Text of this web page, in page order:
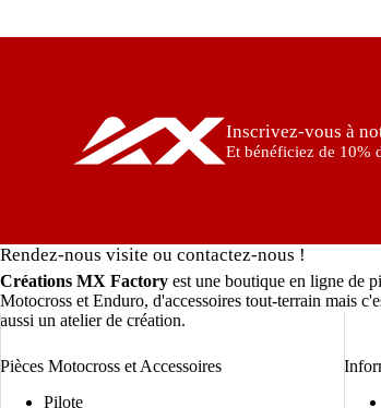
Inscrivez-vous à
Et bénéficiez de 10%
Rendez-nous visite ou contactez-nous !
Créations MX Factory est une boutique en ligne de
Motocross et Enduro, d'accessoires tout-terrain mais
aussi un atelier de création.
Pièces Motocross et Accessoires
Pilote